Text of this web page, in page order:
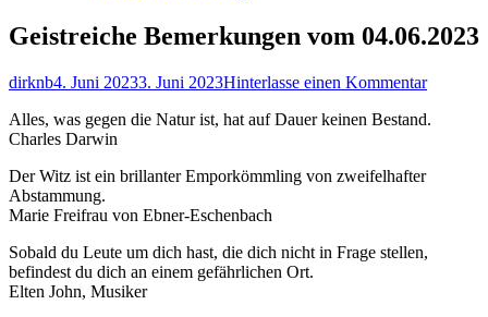
Geistreiche Bemerkungen vom 04.06.2023
Autor
dirknbVeröffentlicht
4. Juni 20233. Juni 2023Hinterlasse einen Kommentarzu
Alles, was gegen die Natur ist, hat auf Dauer keinen Bestand.
Charles Darwin
Der Witz ist ein brillanter Emporkömmling von zweifelhafter
Abstammung.
Marie Freifrau von Ebner-Eschenbach
Sobald du Leute um dich hast, die dich nicht in Frage stellen,
befindest du dich an einem gefährlichen Ort.
Elten John, Musiker